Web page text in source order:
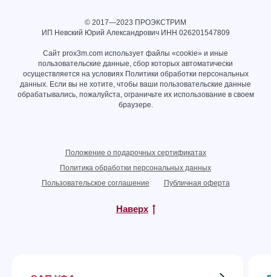
© 2017—2023 ПРОЭКСТРИМ
ИП Невский Юрий Александрович ИНН 026201547809
Сайт prox3m.com использует файлы «cookie» и иные
пользовательские данные, сбор которых автоматически
осуществляется на условиях Политики обработки персональных
данных. Если вы не хотите, чтобы ваши пользовательские данные
обрабатывались, пожалуйста, ограничьте их использование в своем
браузере.
Положение о подарочных сертификатах
Политика обработки персональных данных
Пользовательское соглашение
Публичная оферта
Наверх